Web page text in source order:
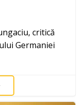
critică
Germaniei